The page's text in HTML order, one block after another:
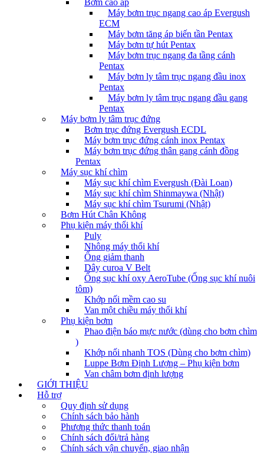
Bơm cao áp
Máy bơm trục ngang cao áp Evergush
ECM
Máy bơm tăng áp biến tần Pentax
Máy bơm tự hút Pentax
Máy bơm trục ngang đa tầng cánh
Pentax
Máy bơm ly tâm trục ngang đầu inox
Pentax
Máy bơm ly tâm trục ngang đầu gang
Pentax
Máy bơm ly tâm trục đứng
Bơm trục đứng Evergush ECDL
Máy bơm trục đứng cánh inox Pentax
Máy bơm trục đứng thân gang cánh đồng
Pentax
Máy sục khí chìm
Máy sục khí chìm Evergush (Đài Loan)
Máy sục khí chìm Shinmaywa (Nhật)
Máy sục khí chìm Tsurumi (Nhật)
Bơm Hút Chân Không
Phụ kiện máy thổi khí
Puly
Nhông máy thổi khí
Ống giảm thanh
Dây curoa V Belt
Ống sục khí oxy AeroTube (Ống sục khí nuôi
tôm)
Khớp nối mềm cao su
Van một chiều máy thổi khí
Phụ kiện bơm
Phao điện báo mực nước (dùng cho bơm chìm
)
Khớp nối nhanh TOS (Dùng cho bơm chìm)
Luppe Bơm Định Lượng – Phụ kiện bơm
Van châm bơm định lượng
GIỚI THIỆU
Hỗ trợ
Quy định sử dụng
Chính sách bảo hành
Phương thức thanh toán
Chính sách đổi/trả hàng
Chính sách vận chuyển, giao nhận